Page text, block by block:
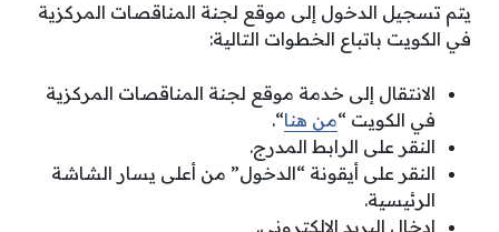
يتم تسجيل الدخول إلى موقع لجنة المناقصات المركزية
في الكويت باتباع الخطوات التالية:
الانتقال إلى خدمة موقع لجنة المناقصات المركزية
في الكويت “من هنا“.
النقر على الرابط المدرج.
النقر على أيقونة “الدخول” من أعلى يسار الشاشة
الرئيسية.
إدخال البريد الإلكتروني.